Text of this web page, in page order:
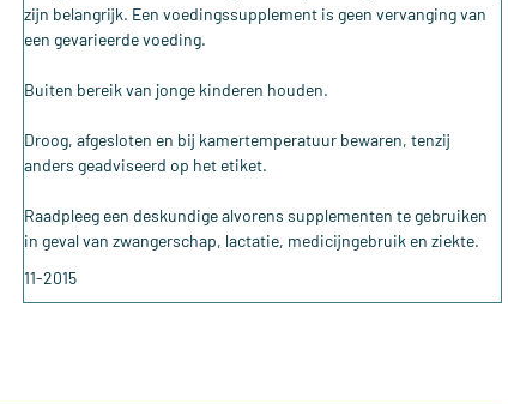
zijn belangrijk. Een voedingssupplement is geen vervanging van
een gevarieerde voeding.
Buiten bereik van jonge kinderen houden.
Droog, afgesloten en bij kamertemperatuur bewaren, tenzij
anders geadviseerd op het etiket.
Raadpleeg een deskundige alvorens supplementen te gebruiken
in geval van zwangerschap, lactatie, medicijngebruik en ziekte.
11-2015